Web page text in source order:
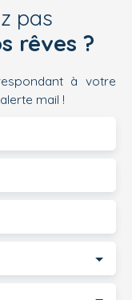
pas
rêves ?
à votre
mail !